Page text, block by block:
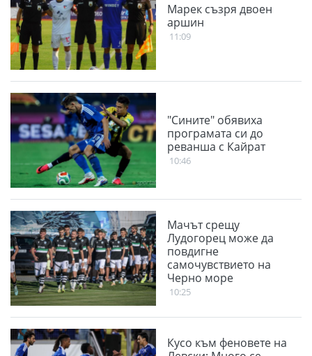
Марек съзря двоен
аршин
11:09
"Сините" обявиха
програмата си до
реванша с Кайрат
10:46
Мачът срещу
Лудогорец може да
повдигне
самочувствието на
Черно море
10:25
Кусо към феновете на